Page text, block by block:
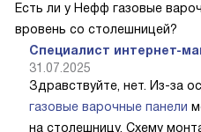
Есть ли у Нефф газовые
вровень со столешницей?
Специалист интернет-
31.07.2025
Здравствуйте, нет. Из-за
газовые варочные панели
на столешницу. Схему